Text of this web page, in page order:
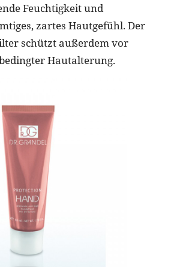
Feuchtigkeit und
zartes Hautgefühl. Der
schützt außerdem vor
Hautalterung.